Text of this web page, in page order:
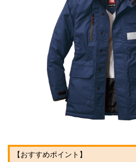
【おすすめポイント】